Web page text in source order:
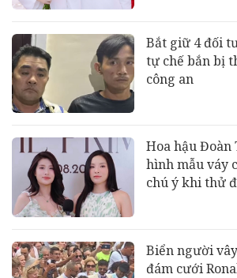
Bắt giữ 4 đối
tự chế bắn bị
công an
Hoa hậu Đoàn
hình mẫu váy
chú ý khi thử
Biển người
đám cưới